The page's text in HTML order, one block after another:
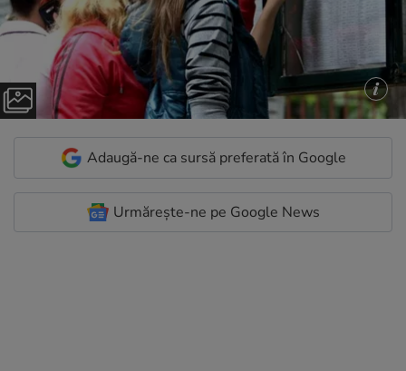
Adaugă-ne ca sursă preferată în Google
Urmărește-ne pe Google News